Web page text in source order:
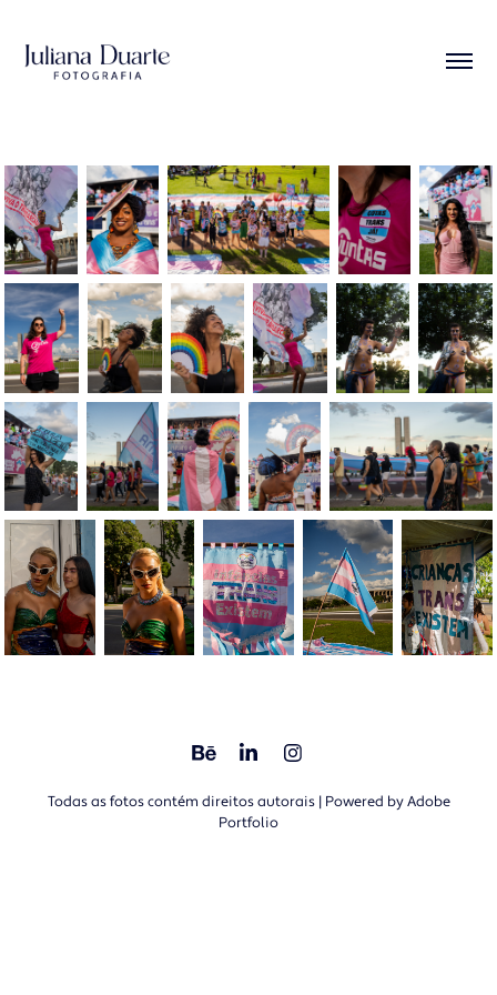
Todas as fotos contém direitos autorais | Powered byAdobe
Portfolio